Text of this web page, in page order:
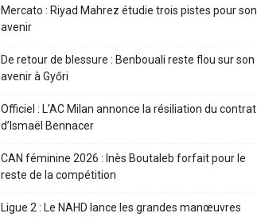
Mercato : Riyad Mahrez étudie trois pistes pour son
avenir
De retour de blessure : Benbouali reste flou sur son
avenir à Győri
Officiel : L’AC Milan annonce la résiliation du contrat
d’Ismaël Bennacer
CAN féminine 2026 : Inès Boutaleb forfait pour le
reste de la compétition
Ligue 2 : Le NAHD lance les grandes manœuvres